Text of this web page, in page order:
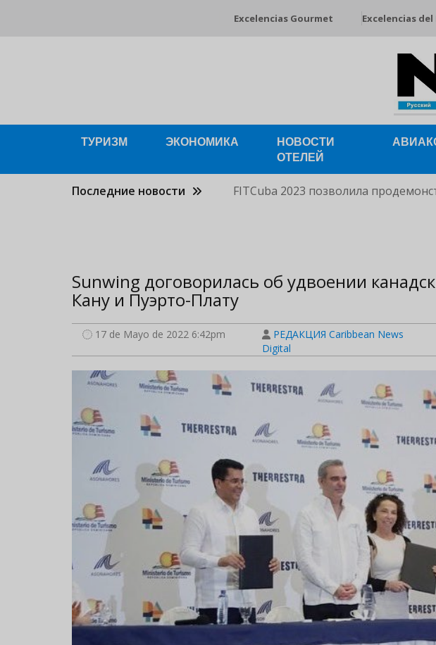
Excelencias Gourmet Excelencias
ТУРИЗМ ЭКОНОМИКА
НОВОСТИ
ОТЕЛЕЙ
Последние новости FITCuba 2023 позволила
Sunwing договорилась об удвоении
Кану и Пуэрто-Плату
17 de Mayo de 2022 6:42pm
РЕДАКЦИЯ Caribbean News
Digital